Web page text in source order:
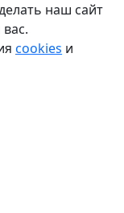
наш сайт
cookies и